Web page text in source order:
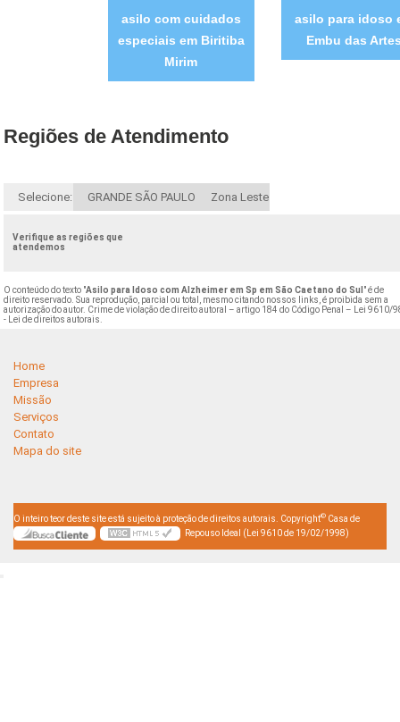
asilo com cuidados
especiais em Biritiba
Mirim
asilo para idoso
Embu das
Regiões de Atendimento
Selecione: GRANDE SÃO PAULO Zona Leste
Verifique as regiões que
atendemos
O conteúdo do texto "Asilo para Idoso com Alzheimer em Sp em São Caetano do Sul " é de
direito reservado. Sua reprodução, parcial ou total, mesmo citando nossos links, é proibida sem a
autorização do autor. Crime de violação de direito autoral – artigo 184 do Código Penal –
Lei 9610/
- Lei de direitos autorais
Home
Empresa
Missão
Serviços
Contato
Mapa do site
O inteiro teor deste site está sujeito à proteção de direitos autorais. Copyright© Casa de
Repouso Ideal (Lei 9610 de 19/02/1998)